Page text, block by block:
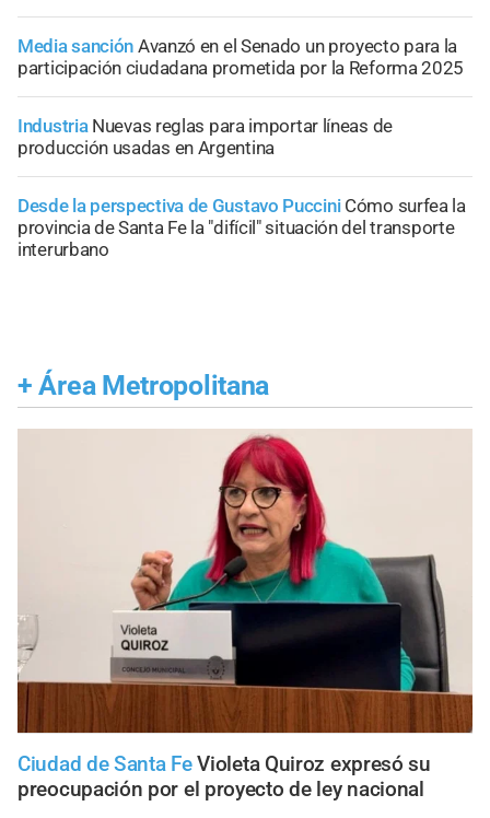
Media sanción Avanzó en el Senado un proyecto para la
participación ciudadana prometida por la Reforma 2025
Industria Nuevas reglas para importar líneas de
producción usadas en Argentina
Desde la perspectiva de Gustavo Puccini Cómo surfea la
provincia de Santa Fe la "difícil" situación del transporte
interurbano
+ Área Metropolitana
Ciudad de Santa Fe Violeta Quiroz expresó su
preocupación por el proyecto de ley nacional